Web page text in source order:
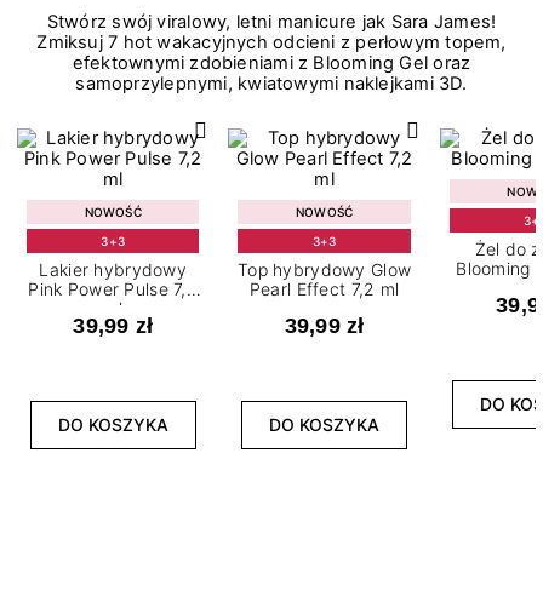
Stwórz swój viralowy, letni manicure jak Sara James!
Zmiksuj 7 hot wakacyjnych odcieni z perłowym topem,
efektownymi zdobieniami z Blooming Gel oraz
samoprzylepnymi, kwiatowymi naklejkami 3D.
NOWOŚĆ
3+3
Lakier hybrydowy
Pink Power Pulse 7,2
ml
39,99 zł
DO KOSZYKA
NOWOŚĆ
3+3
Top hybrydowy Glow
Pearl Effect 7,2 ml
39,99 zł
DO KOSZYKA
Żel do
Blooming
DO